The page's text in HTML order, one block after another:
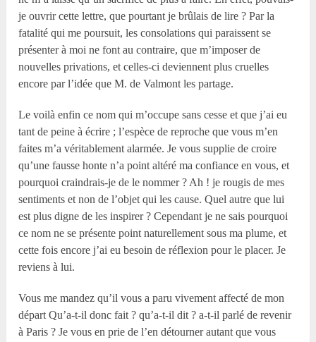
je ouvrir cette lettre, que pourtant je brûlais de lire ? Par la
fatalité qui me poursuit, les consolations qui paraissent se
présenter à moi ne font au contraire, que m’imposer de
nouvelles privations, et celles-ci deviennent plus cruelles
encore par l’idée que M. de Valmont les partage.
Le voilà enfin ce nom qui m’occupe sans cesse et que j’ai eu
tant de peine à écrire ; l’espèce de reproche que vous m’en
faites m’a véritablement alarmée. Je vous supplie de croire
qu’une fausse honte n’a point altéré ma confiance en vous, et
pourquoi craindrais-je de le nommer ? Ah ! je rougis de mes
sentiments et non de l’objet qui les cause. Quel autre que lui
est plus digne de les inspirer ? Cependant je ne sais pourquoi
ce nom ne se présente point naturellement sous ma plume, et
cette fois encore j’ai eu besoin de réflexion pour le placer. Je
reviens à lui.
Vous me mandez qu’il vous a paru vivement affecté de mon
départ Qu’a-t-il donc fait ? qu’a-t-il dit ? a-t-il parlé de revenir
à Paris ? Je vous en prie de l’en détourner autant que vous